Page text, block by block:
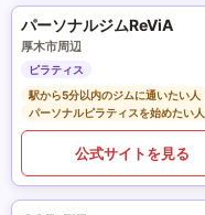
パーソナルジムReViA
厚木市周辺
ピラティス
駅から5分以内のジムに通いたい人
パーソナルピラティスを始めたい人
公式サイトを見る